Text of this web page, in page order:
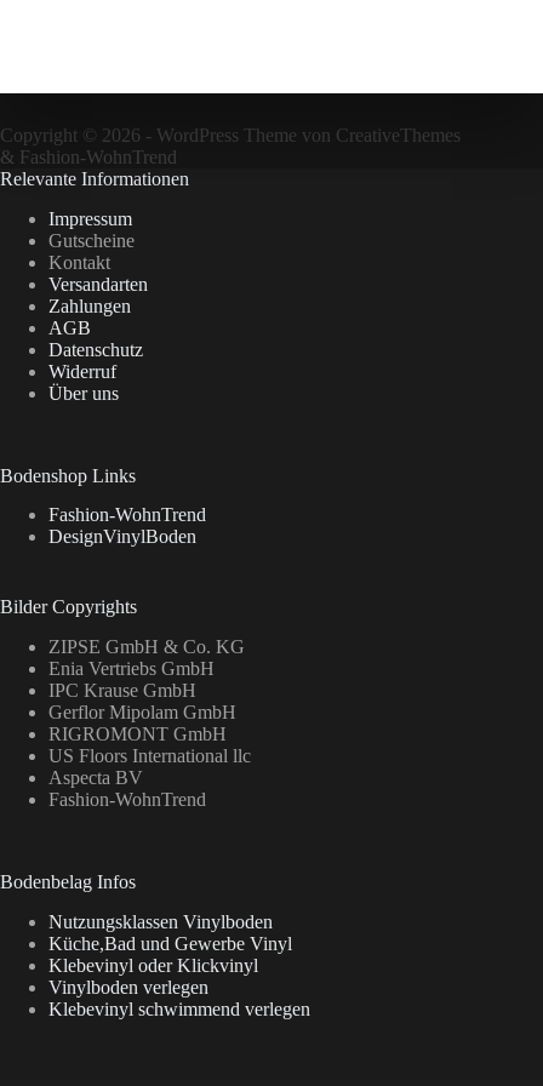
Copyright © 2026 - WordPress Theme von CreativeThemes
& Fashion-WohnTrend
Relevante Informationen
Impressum
Gutscheine
Kontakt
Versandarten
Zahlungen
AGB
Datenschutz
Widerruf
Über uns
Bodenshop Links
Fashion-WohnTrend
DesignVinylBoden
Bilder Copyrights
ZIPSE GmbH & Co. KG
Enia Vertriebs GmbH
IPC Krause GmbH
Gerflor Mipolam GmbH
RIGROMONT GmbH
US Floors International llc
Aspecta BV
Fashion-WohnTrend
Bodenbelag Infos
Nutzungsklassen Vinylboden
Küche,Bad und Gewerbe Vinyl
Klebevinyl oder Klickvinyl
Vinylboden verlegen
Klebevinyl schwimmend verlegen